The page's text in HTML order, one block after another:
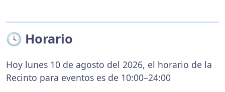
🕓 Horario
Hoy lunes 10 de agosto del 2026, el horario de la
Recinto para eventos es de 10:00–24:00